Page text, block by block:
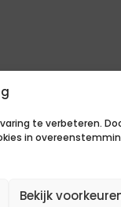
te verbeteren.
in
Bekijk